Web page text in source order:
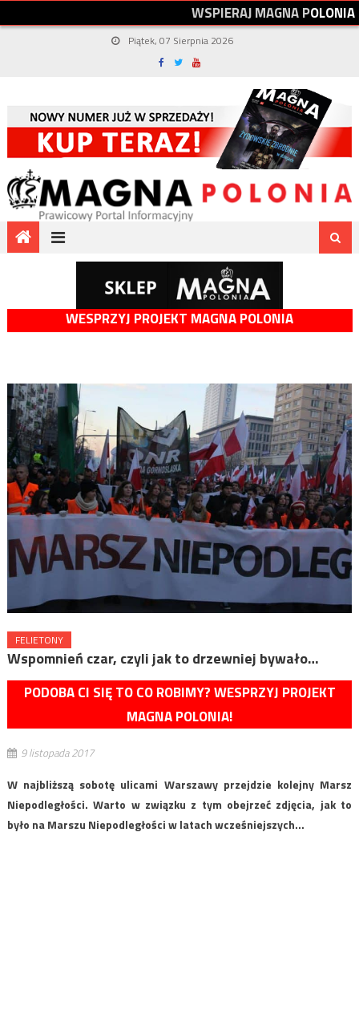
WSPIERAJMAGNAPOLONIA
Piątek, 07 Sierpnia 2026
WESPRZYJ PROJEKT MAGNA POLONIA
FELIETONY
Wspomnień czar, czyli jak to drzewniej bywało…
PODOBA CI SIĘ TO CO ROBIMY? WESPRZYJ PROJEKT
MAGNA POLONIA!
9 listopada 2017
W najbliższą sobotę ulicami Warszawy przejdzie kolejny Marsz
Niepodległości. Warto w związku z tym obejrzeć zdjęcia, jak to
było na Marszu Niepodległości w latach wcześniejszych…